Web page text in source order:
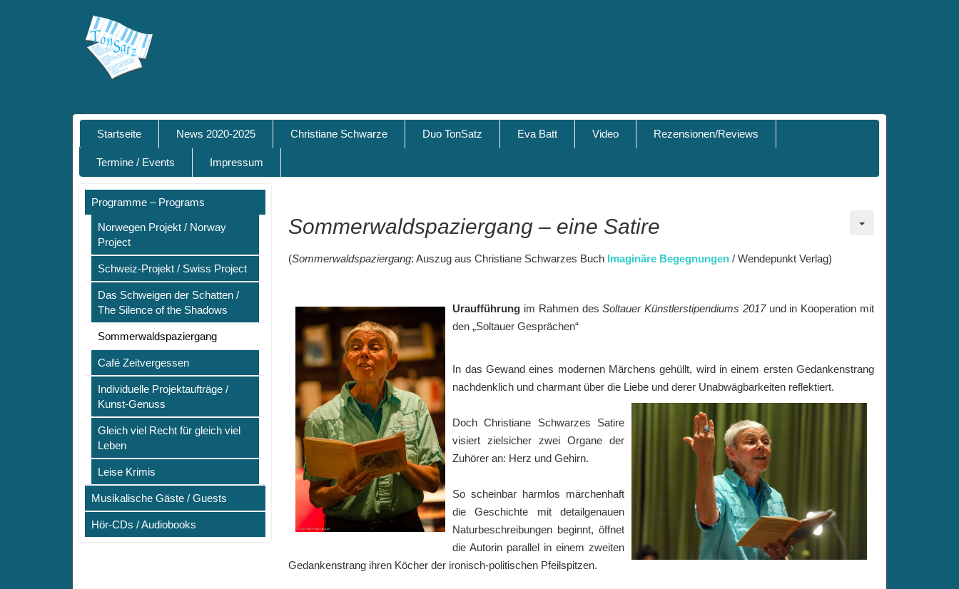
Startseite News 2020-2025 Christiane Schwarze Duo TonSatz Eva Batt Video Rezensionen/Reviews
Termine / Events Impressum
Programme – Programs
Norwegen Projekt / Norway
Project
Schweiz-Projekt / Swiss Project
Das Schweigen der Schatten /
The Silence of the Shadows
Sommerwaldspaziergang
Café Zeitvergessen
Individuelle Projektaufträge /
Kunst-Genuss
Gleich viel Recht für gleich viel
Leben
Leise Krimis
Musikalische Gäste / Guests
Hör-CDs / Audiobooks
Sommerwaldspaziergang – eine Satire
(Sommerwaldspaziergang: Auszug aus Christiane Schwarzes Buch Imaginäre Begegnungen/ Wendepunkt Verlag)
Uraufführung im Rahmen desSoltauer Künstlerstipendiums 2017 und in Kooperation mit
den „Soltauer Gesprächen“
In das Gewand eines modernen Märchens gehüllt, wird in einem ersten Gedankenstrang
nachdenklich und charmant über die Liebe und derer Unabwägbarkeiten reflektiert.
Doch Christiane Schwarzes Satire
visiert zielsicher zwei Organe der
Zuhörer an: Herz und Gehirn.
So scheinbar harmlos märchenhaft
die Geschichte mit detailgenauen
Naturbeschreibungen beginnt, öffnet
die Autorin parallel in einem zweiten
Gedankenstrang ihren Köcher der ironisch-politischen Pfeilspitzen.